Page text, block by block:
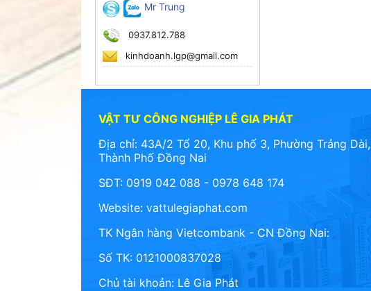
Mr Trung
0937.812.788
kinhdoanh.lgp@gmail.com
VẬT TƯ CÔNG NGHIỆP LÊ GIA PHÁT
Địa chỉ: 43A/2 Tổ 20, Khu phố 3, Phường Trảng Dài,
Thành Phố Đồng Nai
SĐT: 0919 042 088 - 0978 648 174
Website: vattulegiaphat.com
TK Ngân hàng Vietcombank - CN Đồng Nai:
Số TK: 0121000837028
Chủ tài khoản: Lê Gia Phát